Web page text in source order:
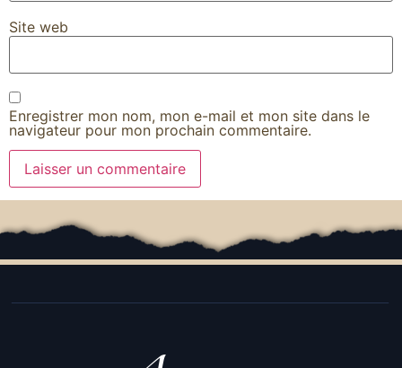
Site web
Enregistrer mon nom, mon e-mail et mon site dans le
navigateur pour mon prochain commentaire.